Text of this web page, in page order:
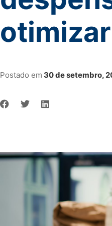
Postado em 30 de setembro,